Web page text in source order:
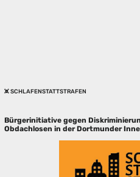
SCHLAFENSTATTSTRAFEN
Bürgerinitiative gegen
Obdachlosen in der Dortmunder